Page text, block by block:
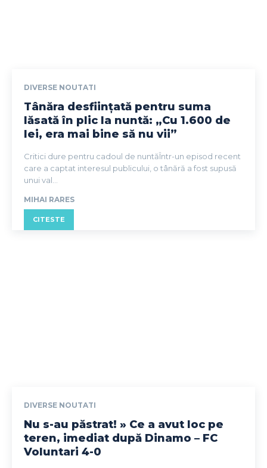
DIVERSE NOUTATI
Tânăra desființată pentru suma
lăsată în plic la nuntă: „Cu 1.600 de
lei, era mai bine să nu vii”
Critici dure pentru cadoul de nuntăÎntr-un episod recent
care a captat interesul publicului, o tânără a fost supusă
unui val...
MIHAI RARES
CITESTE
DIVERSE NOUTATI
Nu s-au păstrat! » Ce a avut loc pe
teren, imediat după Dinamo – FC
Voluntari 4-0